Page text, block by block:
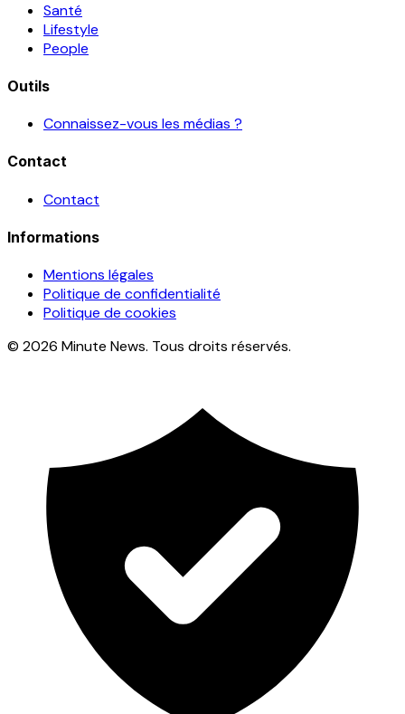
Santé
Lifestyle
People
Outils
Connaissez-vous les médias ?
Contact
Contact
Informations
Mentions légales
Politique de confidentialité
Politique de cookies
© 2026 Minute News. Tous droits réservés.